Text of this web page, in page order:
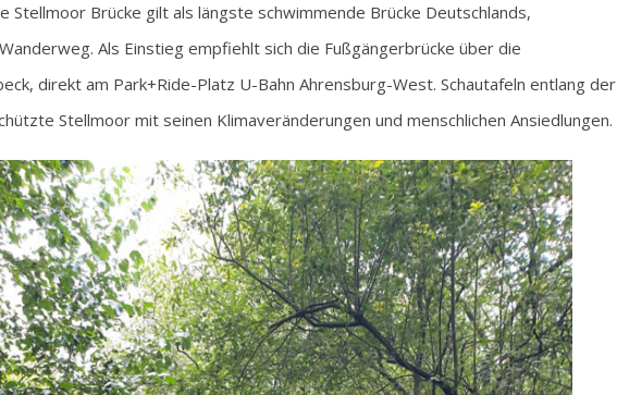
Stellmoor Brücke gilt als längste schwimmende Brücke Deutschlands,
Als Einstieg empfiehlt sich die Fußgängerbrücke über die
direkt am Park+Ride-Platz U-Bahn Ahrensburg-West. Schautafeln entlang der
Stellmoor mit seinen Klimaveränderungen und menschlichen Ansiedlungen.